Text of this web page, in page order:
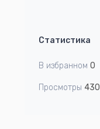
Статистика
В избранном 0
Просмотры 430